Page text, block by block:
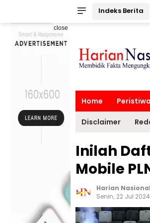
Indeks Berita
close
Home Peristiwa
Disclaimer
Inilah
Mobile
Harian
Senin, 22 Jul 2024